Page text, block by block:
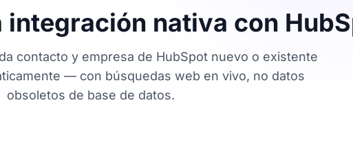
integración nativa con
contacto y empresa de HubSpot nuevo o existente
— con búsquedas web en vivo, no datos
obsoletos de base de datos.